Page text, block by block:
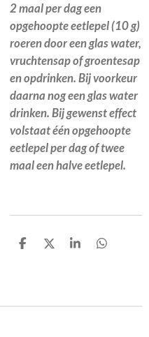
2 maal per dag een
opgehoopte eetlepel (10 g)
roeren door een glas water,
vruchtensap of groentesap
en opdrinken. Bij voorkeur
daarna nog een glas water
drinken. Bij gewenst effect
volstaat één opgehoopte
eetlepel per dag of twee
maal een halve eetlepel.
D
D
S
D